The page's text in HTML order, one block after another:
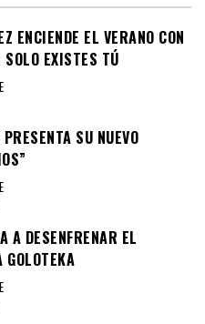
ENCIENDE EL VERANO CON
SOLO EXISTES TÚ
SU NUEVO
A DESENFRENAR EL
GOLOTEKA